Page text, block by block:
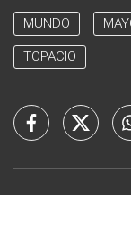
MUNDO
TOPACIO